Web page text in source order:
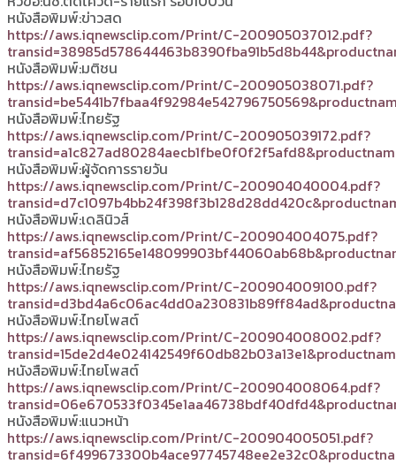
หนังสือพิมพ์:ข่าวสด
https://aws.iqnewsclip.com/Print/C-200905037012.pdf?
หนังสือพิมพ์:มติชน
https://aws.iqnewsclip.com/Print/C-200905038071.pdf?
หนังสือพิมพ์:ไทยรัฐ
https://aws.iqnewsclip.com/Print/C-200905039172.pdf?
หนังสือพิมพ์:ผู้จัดการรายวัน
https://aws.iqnewsclip.com/Print/C-200904040004.pdf?
หนังสือพิมพ์:เดลินิวส์
https://aws.iqnewsclip.com/Print/C-200904004075.pdf?
หนังสือพิมพ์:ไทยรัฐ
https://aws.iqnewsclip.com/Print/C-200904009100.pdf?
หนังสือพิมพ์:ไทยโพสต์
https://aws.iqnewsclip.com/Print/C-200904008002.pdf?
หนังสือพิมพ์:ไทยโพสต์
https://aws.iqnewsclip.com/Print/C-200904008064.pdf?
หนังสือพิมพ์:แนวหน้า
https://aws.iqnewsclip.com/Print/C-200904005051.pdf?